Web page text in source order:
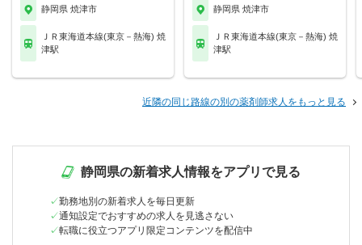
静岡県 焼津市
ＪＲ東海道本線(東京－熱海) 焼
津駅
静岡県 焼津市
ＪＲ東海道本線(東京－熱海) 焼
津駅
近隣の同じ路線の別の薬剤師求人をもっと見る
静岡県の新着求人情報をアプリで見る
勤務地別の新着求人を毎日更新
通知設定でおすすめの求人を見逃さない
転職に役立つアプリ限定コンテンツを配信中